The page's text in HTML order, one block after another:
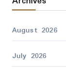
August 2026
July 2026